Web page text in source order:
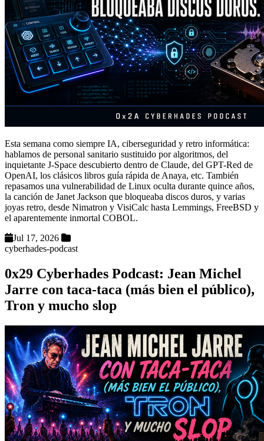
Esta semana como siempre IA, ciberseguridad y retro informática:
hablamos de personal sanitario sustituido por algoritmos, del
inquietante J-Space descubierto dentro de Claude, del GPT-Red de
OpenAI, los clásicos libros guía rápida de Anaya, etc. También
repasamos una vulnerabilidad de Linux oculta durante quince años,
la canción de Janet Jackson que bloqueaba discos duros, y varias
joyas retro, desde Nimatron y VisiCalc hasta Lemmings, FreeBSD y
el aparentemente inmortal COBOL.
Jul 17, 2026
cyberhades-podcast
0x29 Cyberhades Podcast: Jean Michel
Jarre con taca-taca (más bien el público),
Tron y mucho slop